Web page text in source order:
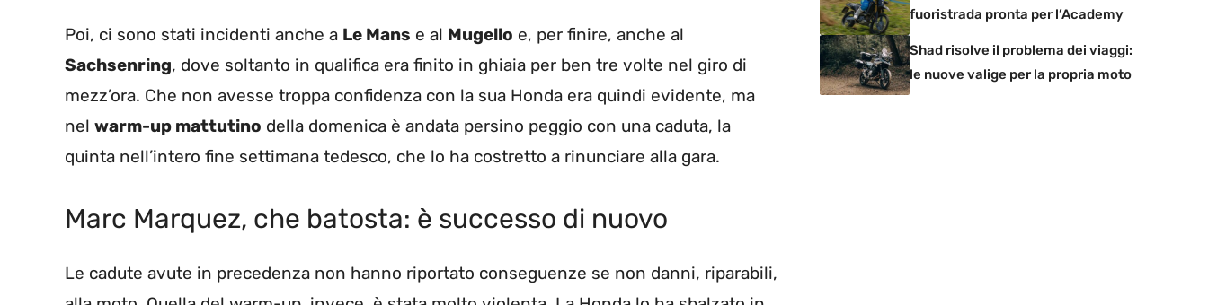
Poi, ci sono stati incidenti anche a Le Mans e al Mugello e, per finire, anche al
Sachsenring, dove soltanto in qualifica era finito in ghiaia per ben tre volte nel giro di
mezz’ora. Che non avesse troppa confidenza con la sua Honda era quindi evidente, ma
nel warm-up mattutino della domenica è andata persino peggio con una caduta, la
quinta nell’intero fine settimana tedesco, che lo ha costretto a rinunciare alla gara.
Marc Marquez, che batosta: è successo di nuovo
Le cadute avute in precedenza non hanno riportato conseguenze se non danni, riparabili,
fuoristrada pronta per l’Academy
Shad risolve il problema dei viaggi:
le nuove valige per la propria moto